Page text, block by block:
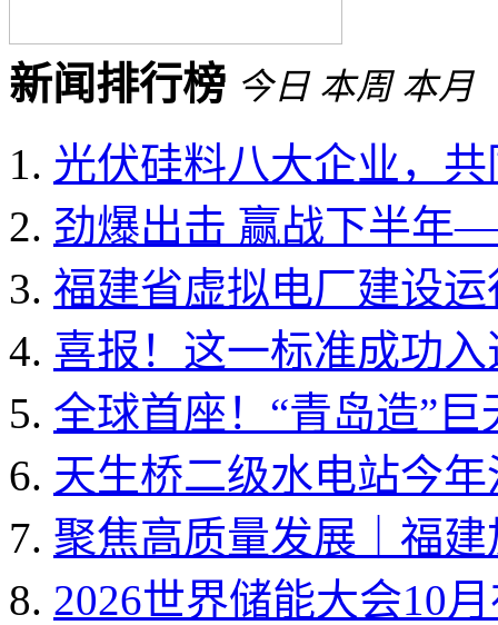
新闻排行榜 今日 本周 本月
光伏硅料八大企业，
劲爆出击 赢战下半年
福建省虚拟电厂建设
喜报！这一标准成功
全球首座！“青岛造”
天生桥二级水电站今
聚焦高质量发展｜福
2026世界储能大会10